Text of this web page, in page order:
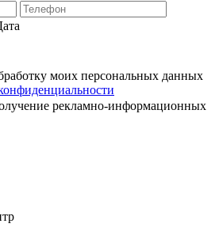
моих персональных данных
рекламно-информационных